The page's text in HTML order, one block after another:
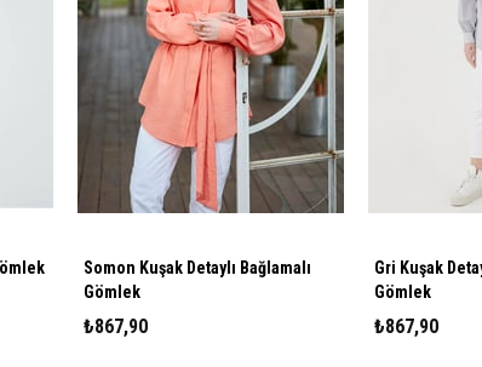
Somon Kuşak Detaylı Bağlamalı
Gömlek
₺867,90
Gri Kuşak
Gömlek
₺867,90